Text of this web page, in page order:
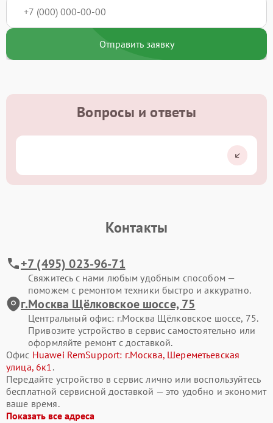
Отправить заявку
Вопросы и ответы
Контакты
+7 (495) 023-96-71
Свяжитесь с нами любым удобным способом —
поможем с ремонтом техники быстро и аккуратно.
г.Москва Щёлковское шоссе, 75
Центральный офис: г.Москва Щёлковское шоссе, 75.
Привозите устройство в сервис самостоятельно или
оформляйте ремонт с доставкой.
Офис Huawei RemSupport: г.Москва, Шереметьевская
улица, 6к1.
Передайте устройство в сервис лично или воспользуйтесь
бесплатной сервисной доставкой — это удобно и экономит
ваше время.
Показать все адреса